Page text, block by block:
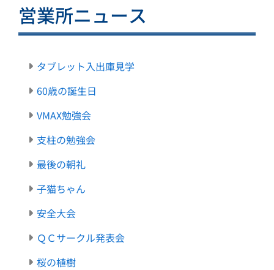
営業所ニュース
タブレット入出庫見学
60歳の誕生日
VMAX勉強会
支柱の勉強会
最後の朝礼
子猫ちゃん
安全大会
ＱＣサークル発表会
桜の植樹